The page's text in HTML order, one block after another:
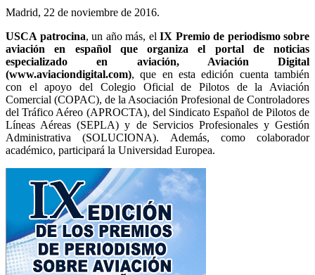
Madrid, 22 de noviembre de 2016.
USCA patrocina, un año más, el IX Premio de periodismo sobre
aviación en español que organiza el portal de noticias
especializado en aviación, Aviación Digital
(www.aviaciondigital.com), que en esta edición cuenta también
con el apoyo del Colegio Oficial de Pilotos de la Aviación
Comercial (COPAC), de la Asociación Profesional de Controladores
del Tráfico Aéreo (APROCTA), del Sindicato Español de Pilotos de
Líneas Aéreas (SEPLA) y de Servicios Profesionales y Gestión
Administrativa (SOLUCIONA). Además, como colaborador
académico, participará la Universidad Europea.